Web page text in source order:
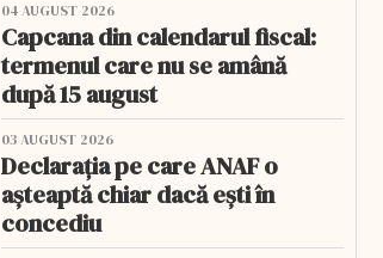
04 AUGUST 2026
Capcana din calendarul fiscal:
termenul care nu se amână
după 15 august
03 AUGUST 2026
Declarația pe care ANAF o
așteaptă chiar dacă ești în
concediu